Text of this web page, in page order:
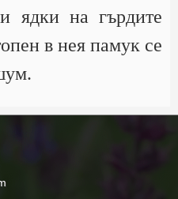
ядки на гърдите
в нея памук се